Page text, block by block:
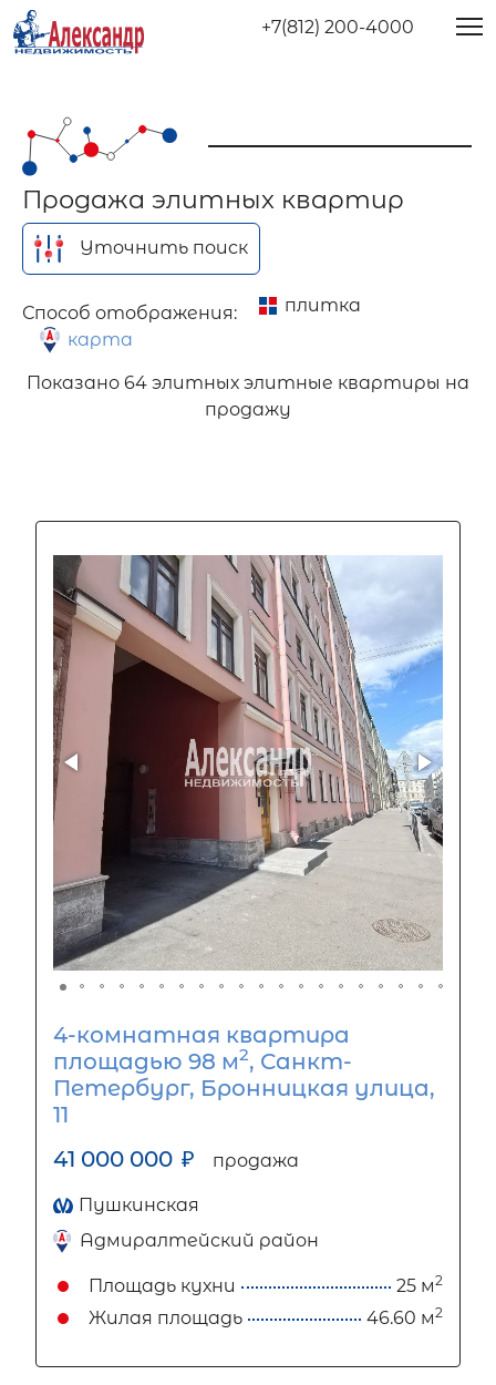
+7(812) 200-4000
Продажа элитных квартир
Уточнить поиск
Способ отображения:
плитка
карта
Показано 64 элитных элитные квартиры на
продажу
4-комнатная квартира
площадью 98 м2, Санкт-
Петербург, Бронницкая улица,
11
41 000 000 ₽ продажа
Пушкинская
Адмиралтейский район
Площадь кухни 25 м2
Жилая площадь 46.60 м2